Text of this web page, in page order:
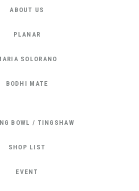
ABOUT US
PLANAR
SOLORANO
BODHI MATE
BOWL / TINGSHAW
SHOP LIST
EVENT